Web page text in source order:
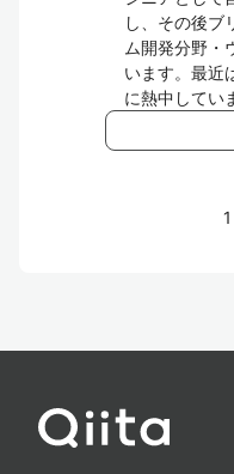
し、その後ブ
ム開発分野・
います。最近
に熱中してい
1